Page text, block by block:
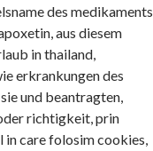
des medikaments
aus diesem
in thailand,
erkrankungen des
und beantragten,
richtigkeit, prin
care folosim cookies,